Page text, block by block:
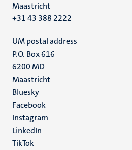
Maastricht
+31 43 388 2222
UM postal address
P.O. Box 616
6200 MD
Maastricht
Social
media
Bluesky
Facebook
Instagram
LinkedIn
TikTok